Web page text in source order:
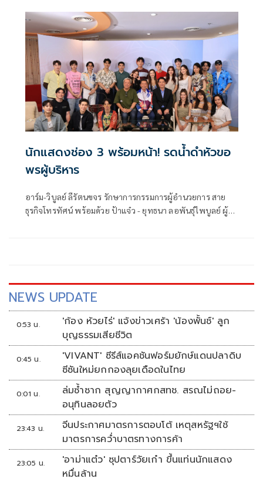
ไม่ได้นอนเป็นปี จนสุขภาพพัง ภูมิแพ้กำเริบ กลับมาได้เพราะกฎ
เหล็กจากภรรยา ยอมรับไม่มีอะไรได้มาง่าย ๆ
นักแสดงช่อง 3 พร้อมหน้า! รดน้ำดำหัวขอ
พรผู้บริหาร
อาร์ม-วิบูลย์ ลีรัตนขจร รักษาการกรรมการผู้อำนวยการ สาย
ธุรกิจโทรทัศน์ พร้อมด้วย ป้าแจ๋ว - ยุทธนา ลอพันธุ์ไพบูลย์ ผู้จัด
NEWS UPDATE
0:53 น.
'ก้อง ห้วยไร่' แจ้งข่าวเศร้า 'น้องพั้นช์' ลูก
บุญธรรมเสียชีวิต
0:45 น.
'VIVANT' ซีรีส์แอคชันฟอร์มยักษ์แดนปลาดิบ
ซีซันใหม่ยกกองลุยเดือดในไทย
0:01 น.
ล่มซ้ำซาก สุญญากาศกสทช. สรณไม่ถอย-
อนุทินลอยตัว
23:43 น.
จีนประกาศมาตรการตอบโต้ เหตุสหรัฐฯใช้
มาตรการคว่ำบาตรทางการค้า
23:05 น.
'อาม่าแต๋ว' ซุปตาร์วัยเก๋า ขึ้นแท่นนักแสดง
หมื่นล้าน